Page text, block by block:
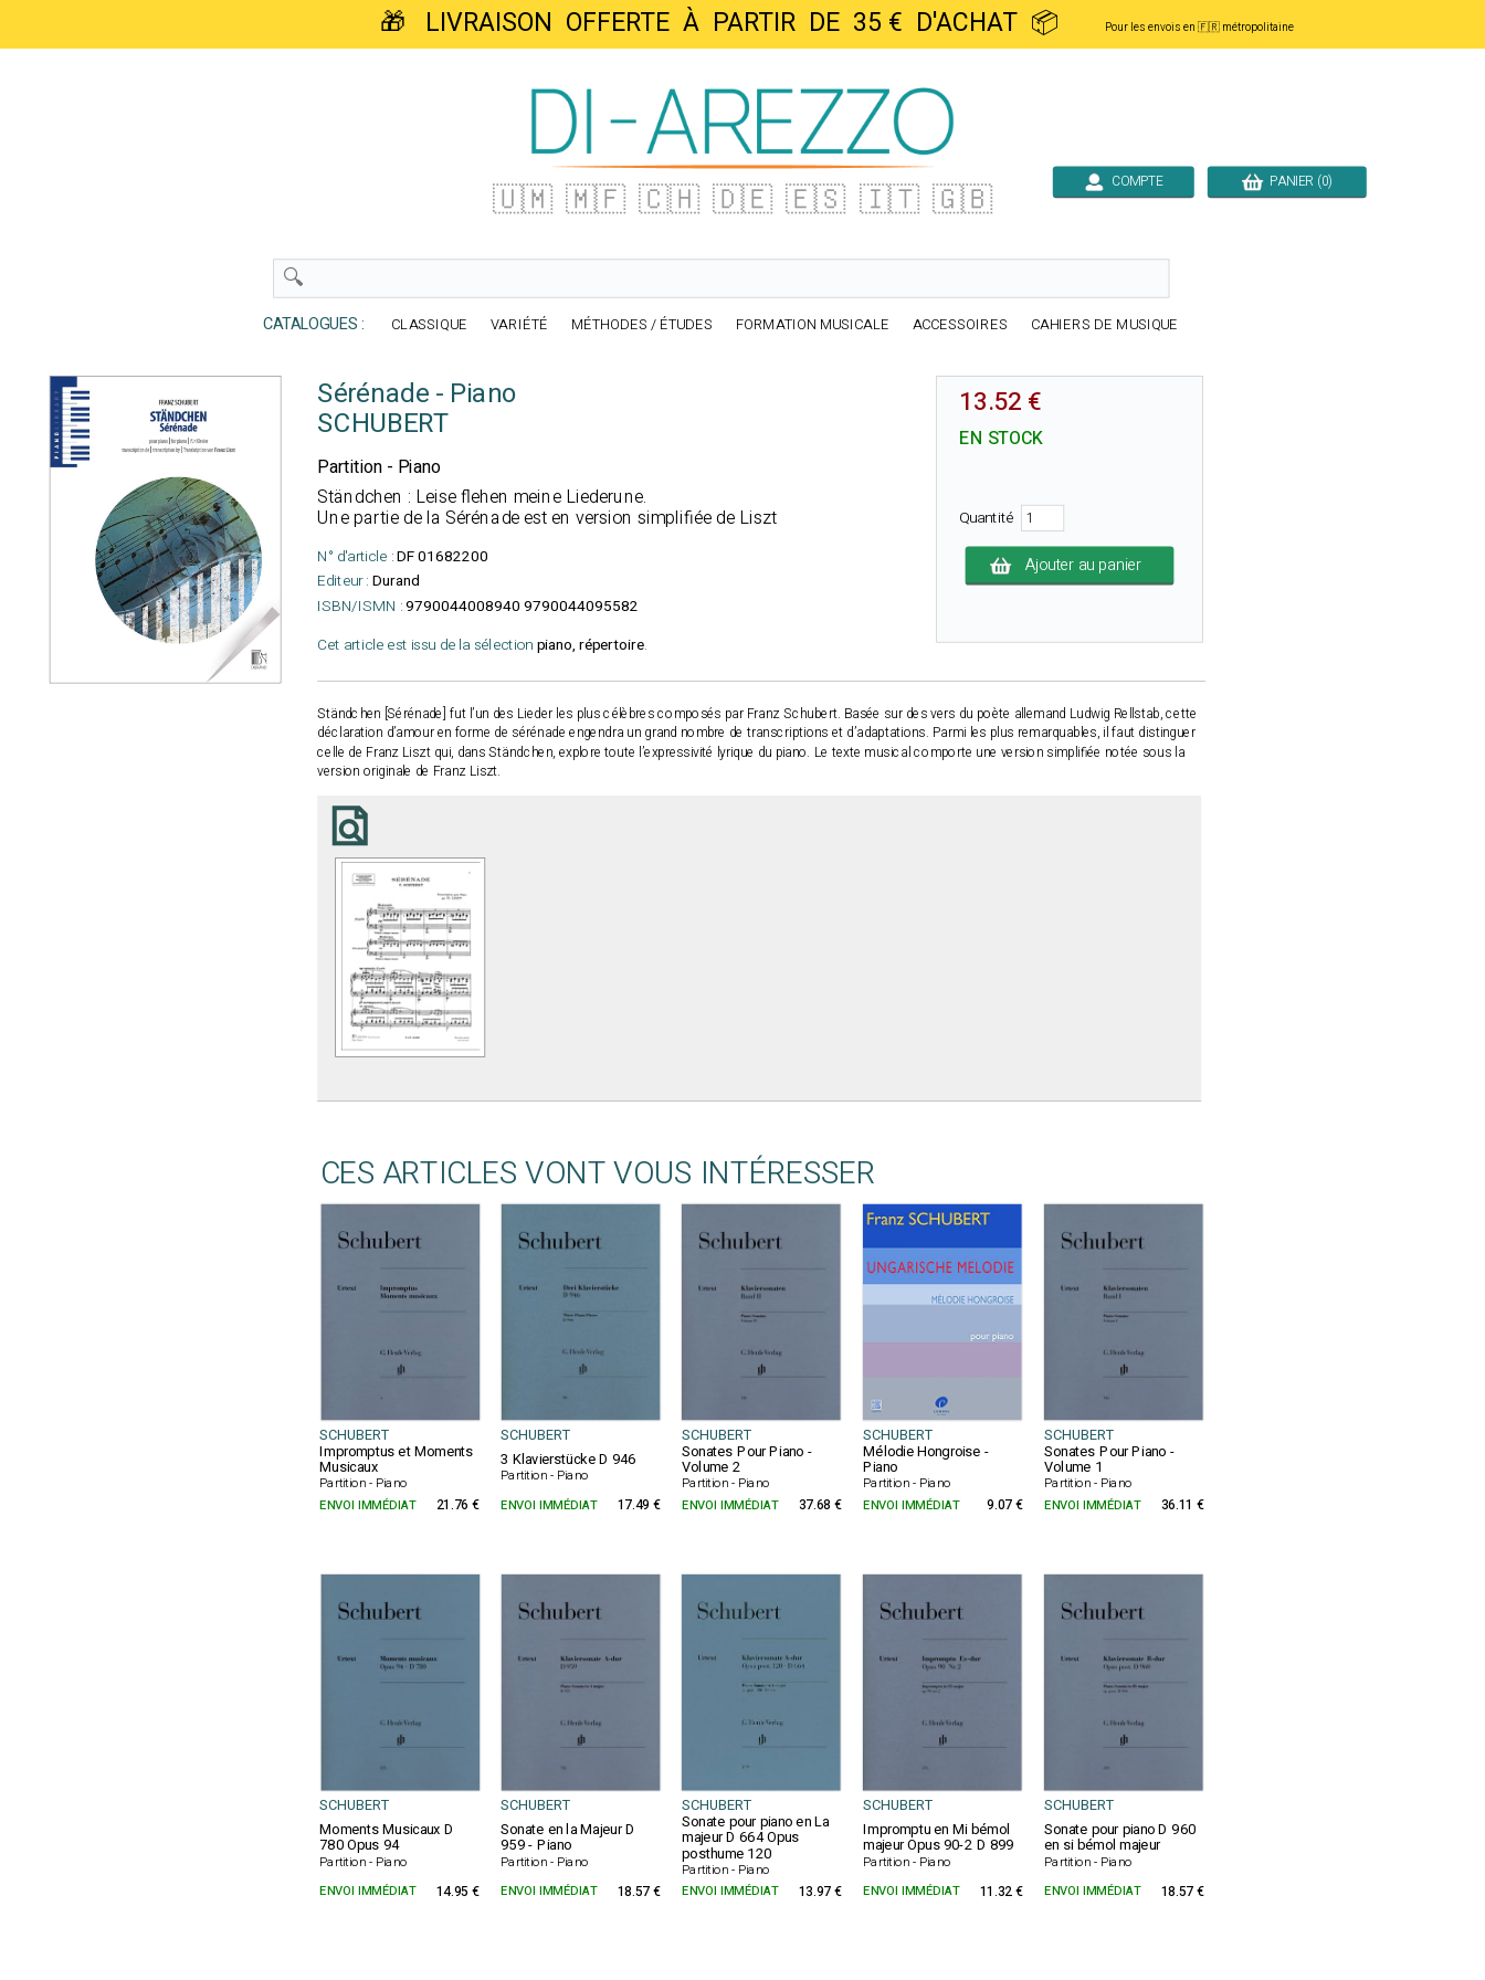
🎁 LIVRAISON OFFERTE À PARTIR DE 35 € D'ACHAT 📦 Pour les envois en 🇫🇷 métropolitaine
🇺🇲 🇲🇫 🇨🇭 🇩🇪 🇪🇸 🇮🇹 🇬🇧 COMPTE PANIER (0)
CATALOGUES : CLASSIQUE VARIÉTÉ MÉTHODES / ÉTUDES FORMATION MUSICALE ACCESSOIRES CAHIERS DE MUSIQUE
Sérénade - Piano
SCHUBERT
Partition - Piano
Ständchen : Leise flehen meine Liederune.
Une partie de la Sérénade est en version simplifiée de Liszt
N° d'article :DF 01682200
Editeur : Durand
ISBN/ISMN :9790044008940 9790044095582
Cet article est issu de la sélection piano, répertoire.
13.52 €
EN STOCK
Quantité
Ajouter au panier
Ständchen [Sérénade] fut l’un des Lieder les plus célèbres composés par Franz Schubert. Basée sur des vers du poète allemand Ludwig Rellstab, cette
déclaration d’amour en forme de sérénade engendra un grand nombre de transcriptions et d’adaptations. Parmi les plus remarquables, il faut distinguer
celle de Franz Liszt qui, dans Ständchen, explore toute l’expressivité lyrique du piano. Le texte musical comporte une version simplifiée notée sous la
version originale de Franz Liszt.
CES ARTICLES VONT VOUS INTÉRESSER
SCHUBERT SCHUBERT SCHUBERT SCHUBERT SCHUBERT
Impromptus et Moments
Musicaux
Partition - Piano
3 Klavierstücke D 946
Partition - Piano
Sonates Pour Piano -
Volume 2
Partition - Piano
Mélodie Hongroise -
Piano
Partition - Piano
Sonates Pour Piano -
Volume 1
Partition - Piano
ENVOI IMMÉDIAT 21.76 € ENVOI IMMÉDIAT 17.49 € ENVOI IMMÉDIAT 37.68 € ENVOI IMMÉDIAT 9.07 € ENVOI IMMÉDIAT 36.11 €
SCHUBERT SCHUBERT SCHUBERT SCHUBERT
SCHUBERT
Moments Musicaux D
780 Opus 94
Partition - Piano
Sonate en la Majeur D
959 - Piano
Partition - Piano
Sonate pour piano en La
majeur D 664 Opus
posthume 120
Partition - Piano
Impromptu en Mi bémol
majeur Opus 90-2 D 899
Partition - Piano
Sonate pour piano D 960
en si bémol majeur
Partition - Piano
ENVOI IMMÉDIAT 14.95 € ENVOI IMMÉDIAT 18.57 € ENVOI IMMÉDIAT 13.97 € ENVOI IMMÉDIAT 11.32 € ENVOI IMMÉDIAT 18.57 €